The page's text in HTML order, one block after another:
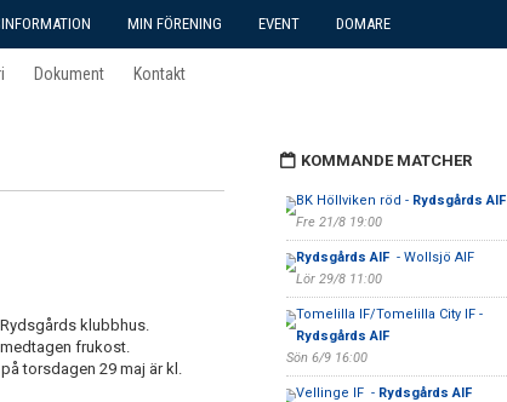
MIN FÖRENING EVENT DOMARE
Dokument Kontakt
klubbhus.
frukost.
torsdagen 29 maj är kl.
KOMMANDE MATCHER
BK Höllviken röd - Rydsgårds AIF
Fre 21/8 19:00
Rydsgårds AIF - Wollsjö AIF
Lör 29/8 11:00
Tomelilla IF/Tomelilla City IF -
Rydsgårds AIF
Sön 6/9 16:00
Vellinge IF - Rydsgårds AIF